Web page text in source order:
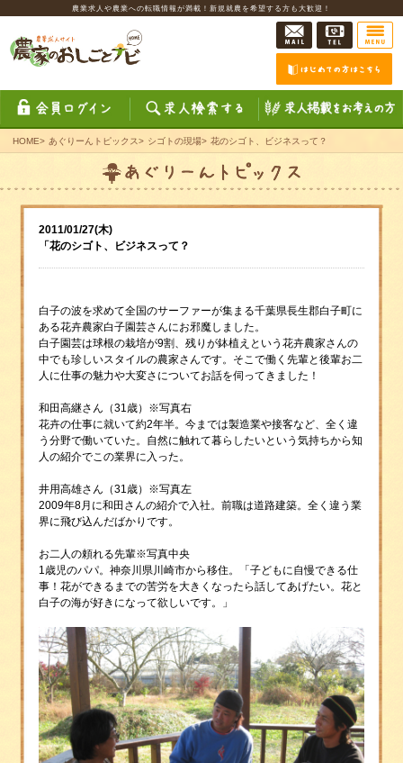
農業求人や農業への転職情報が満載！新規就農を希望する方も大歓迎！
HOME> あぐりーんトピックス> シゴトの現場> 花のシゴト、ビジネスって？
2011/01/27(木)
「花のシゴト、ビジネスって？
白子の波を求めて全国のサーファーが集まる千葉県長生郡白子町に
ある花卉農家白子園芸さんにお邪魔しました。
白子園芸は球根の栽培が9割、残りが鉢植えという花卉農家さんの
中でも珍しいスタイルの農家さんです。そこで働く先輩と後輩お二
人に仕事の魅力や大変さについてお話を伺ってきました！
和田高継さん（31歳）※写真右
花卉の仕事に就いて約2年半。今までは製造業や接客など、全く違
う分野で働いていた。自然に触れて暮らしたいという気持ちから知
人の紹介でこの業界に入った。
井用高雄さん（31歳）※写真左
2009年8月に和田さんの紹介で入社。前職は道路建築。全く違う業
界に飛び込んだばかりです。
お二人の頼れる先輩※写真中央
1歳児のパパ。神奈川県川崎市から移住。「子どもに自慢できる仕
事！花ができるまでの苦労を大きくなったら話してあげたい。花と
白子の海が好きになって欲しいです。」